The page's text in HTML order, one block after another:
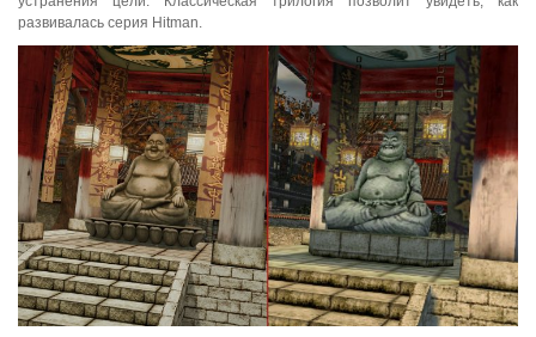
развивалась серия Hitman.